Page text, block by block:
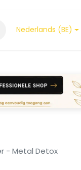
Nederlands (BE)
- Metal Detox